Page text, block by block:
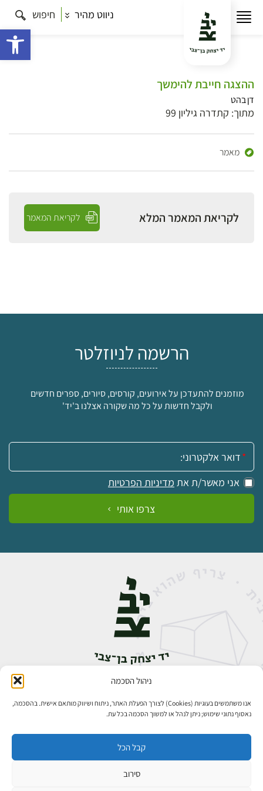
ניהול הסכמה
אנו משתמשים בעוגיות (Cookies) לצורך הפעלת האתר, ניתוח ושיווק מותאם אישית. בהסכמה,
נאסוף נתוני שימוש; ניתן לנהל או למשוך הסכמה בכל עת.
קבל הכל
סירוב
ניווט מהיר חיפוש
ההצגה חייבת להימשך
דן בהט
מתוך: קתדרה גיליון 99
מאמר
לקריאת המאמר המלא לקריאת המאמר
הרשמה לניוזלטר
מוזמנים להתעדכן על אירועים, קורסים, סיורים, ספרים חדשים
ולקבל חדשות על כל מה שקורה אצלנו ב'יד'
אימייל:
אני מאשר/ת את מדיניות הפרטיות
צרפו אותי
אבן גבירול 14, רחביה, ירושלים